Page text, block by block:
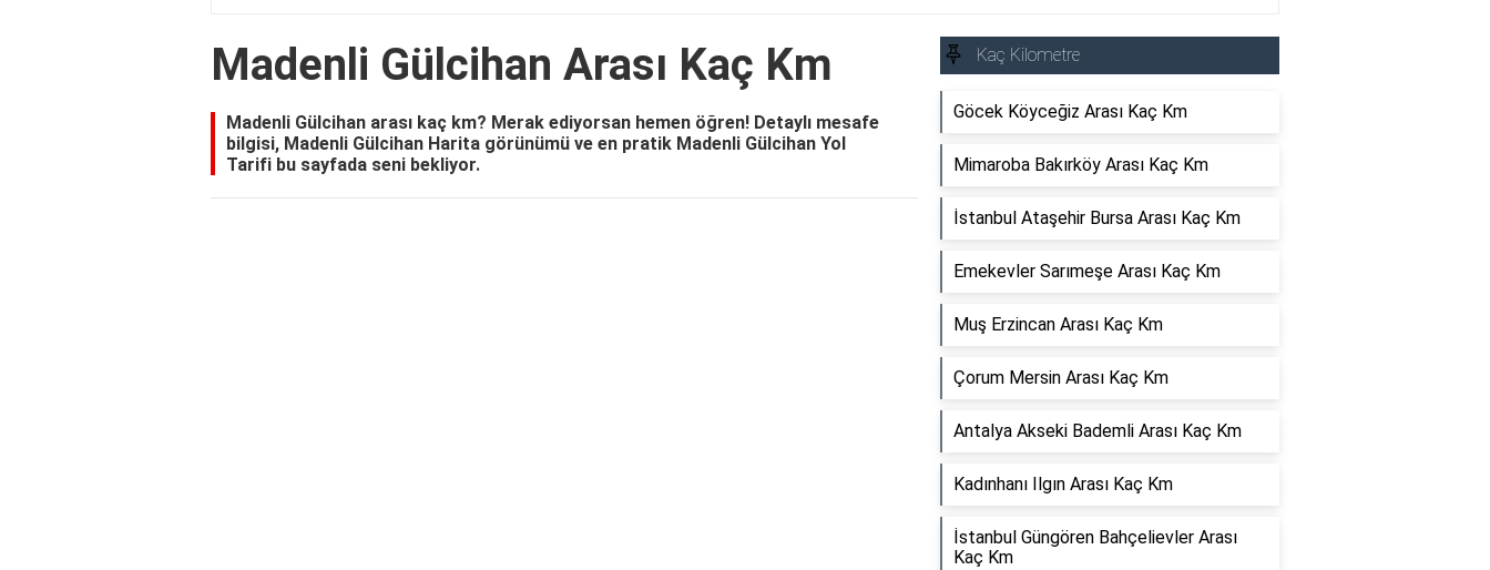
Madenli Gülcihan Arası Kaç Km
Madenli Gülcihan arası kaç km? Merak ediyorsan hemen öğren! Detaylı mesafe
bilgisi, Madenli Gülcihan Harita görünümü ve en pratik Madenli Gülcihan Yol
Tarifi bu sayfada seni bekliyor.
Kaç Kilometre
Göcek Köyceğiz Arası Kaç Km
Mimaroba Bakırköy Arası Kaç Km
İstanbul Ataşehir Bursa Arası Kaç Km
Emekevler Sarımeşe Arası Kaç Km
Muş Erzincan Arası Kaç Km
Çorum Mersin Arası Kaç Km
Antalya Akseki Bademli Arası Kaç Km
Kadınhanı Ilgın Arası Kaç Km
İstanbul Güngören Bahçelievler Arası
Kaç Km